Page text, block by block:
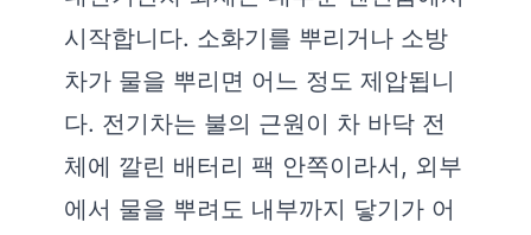
시작합니다. 소화기를 뿌리거나 소방
차가 물을 뿌리면 어느 정도 제압됩니
다. 전기차는 불의 근원이 차 바닥 전
체에 깔린 배터리 팩 안쪽이라서, 외부
에서 물을 뿌려도 내부까지 닿기가 어